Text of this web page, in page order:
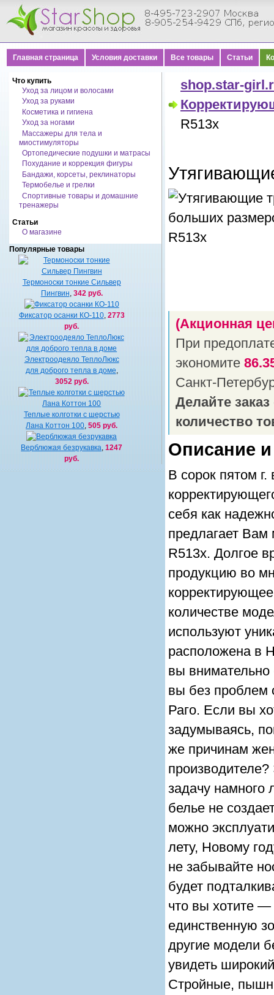
Главная страница Условия доставки Все товары Статьи
Что купить
Уход за лицом и волосами
Уход за руками
Косметика и гигиена
Уход за ногами
Массажеры для тела и
миостимуляторы
Ортопедические подушки и матрасы
Похудание и коррекция фигуры
Бандажи, корсеты, реклинаторы
Термобелье и грелки
Спортивные товары и домашние
тренажеры
Статьи
О магазине
Популярные товары
Термоноски тонкие Сильвер
Пингвин 342 руб.
Фиксатор осанки КО-110, 2773
руб.
Электроодеяло ТеплоЛюкс
для доброго тепла в доме
3052 руб.
Теплые колготки с шерстью
Лана Коттон 100 ,505 руб.
Верблюжая безрукавка ,1247
руб.
shop.star-
R513x
(Акционная
При
экономите
Санкт-
Делайте
количество
Описание
В сорок пятом
себя как
предлагает Вам
R513x. Долгое
продукцию во
количестве
используют
расположена в
вы внимательно
вы без проблем
Раго. Если вы
задумываясь,
же причинам
задачу намного
белье не
можно
лету, Новому
не забывайте
будет
что вы хотите
единственную
другие модели
увидеть
Стройные,